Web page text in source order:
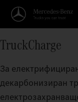
TruckCharge
За
декарбонизиран